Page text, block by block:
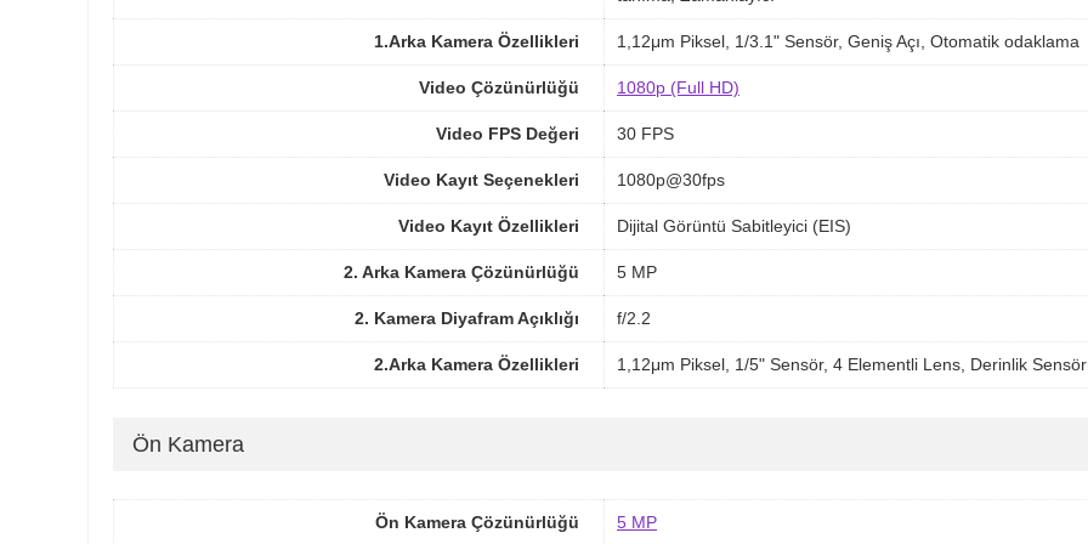
1.Arka Kamera Özellikleri 1,12μm Piksel, 1/3.1" Sensör, Geniş Açı, Otomatik odaklama
Video Çözünürlüğü 1080p (Full HD)
Video FPS Değeri 30 FPS
Video Kayıt Seçenekleri 1080p@30fps
Video Kayıt Özellikleri Dijital Görüntü Sabitleyici (EIS)
2. Arka Kamera Çözünürlüğü 5 MP
2. Kamera Diyafram Açıklığı f/2.2
2.Arka Kamera Özellikleri 1,12μm Piksel, 1/5" Sensör, 4 Elementli Lens, Derinlik
Ön Kamera
Ön Kamera Çözünürlüğü 5 MP